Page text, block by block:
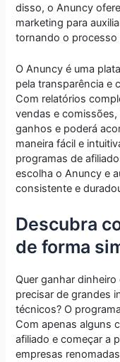
disso, o Anuncy
marketing para
tornando o processo
O Anuncy é uma
pela transparência e
Com relatórios
vendas e
ganhos e poderá
maneira fácil e
programas de
escolha o Anuncy e
consistente e
Descubra
de forma
Quer ganhar
precisar de grandes
técnicos? O
Com apenas alguns
afiliado e começar a
empresas